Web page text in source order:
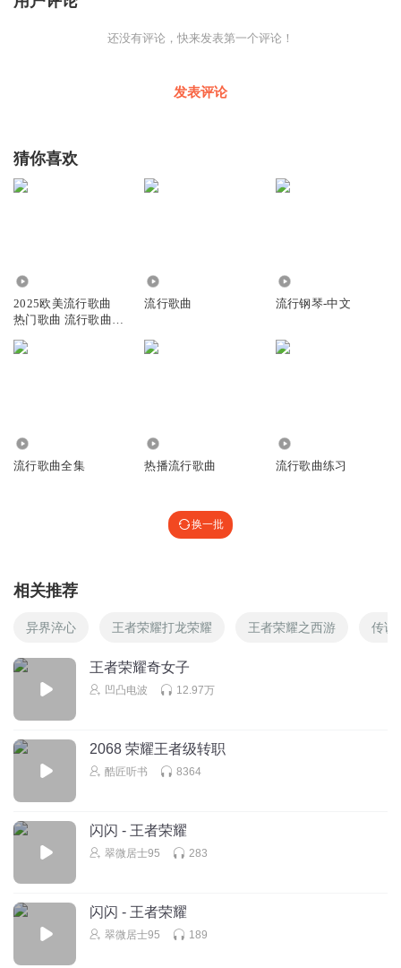
还没有评论，快来发表第一个评论！
发表评论
猜你喜欢
2025欧美流行歌曲
热门歌曲 流行歌曲
流行歌曲 流行钢琴-中文
流行歌曲全集 热播流行歌曲 流行歌曲练习
换一批
相关推荐
异界淬心 王者荣耀打龙荣耀 王者荣耀之西游 传说
王者荣耀奇女子
凹凸电波 12.97万
2068 荣耀王者级转职
酷匠听书 8364
闪闪 - 王者荣耀
翠微居士95 283
闪闪 - 王者荣耀
翠微居士95 189